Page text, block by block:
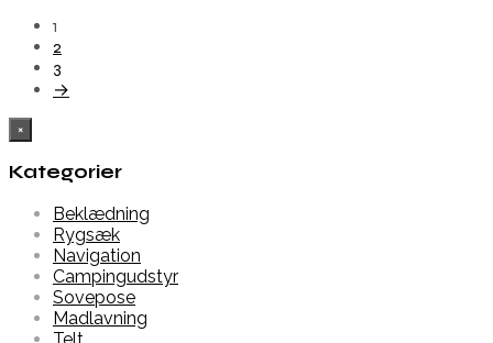
1
2
3
→
×
Kategorier
Beklædning
Rygsæk
Navigation
Campingudstyr
Sovepose
Madlavning
Telt